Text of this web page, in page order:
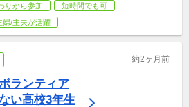
りから参加
短時間でも可
婦/主夫が活躍
約2ヶ月前
ランティア
い高校3年生